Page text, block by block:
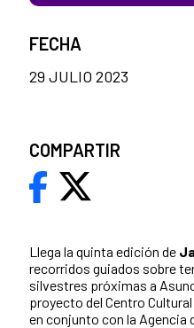
Llega la quinta edición de
recorridos guiados sobre
silvestres próximas a
proyecto del Centro
en conjunto con la Agencia
FECHA
29 JULIO 2023
COMPARTIR